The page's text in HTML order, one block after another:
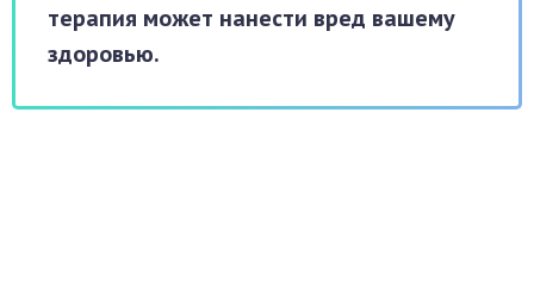
терапия может нанести вред вашему
здоровью.